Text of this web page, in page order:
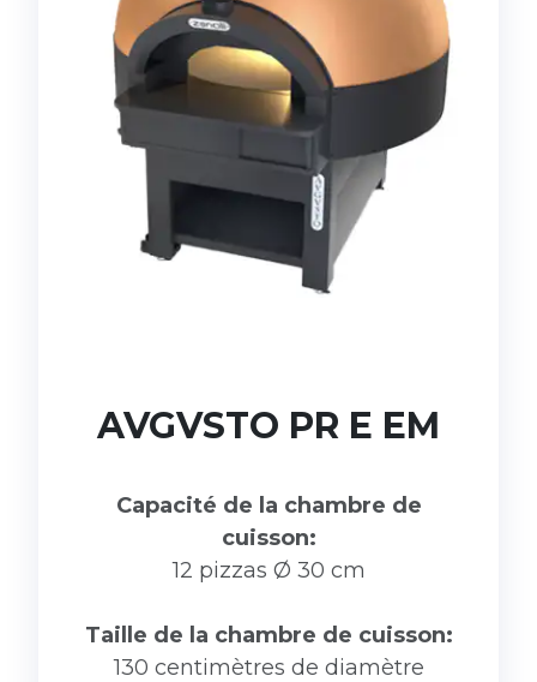
AVGVSTO PR E EM
Capacité de la chambre de
cuisson:
12 pizzas Ø 30 cm
Taille de la chambre de cuisson:
130 centimètres de diamètre